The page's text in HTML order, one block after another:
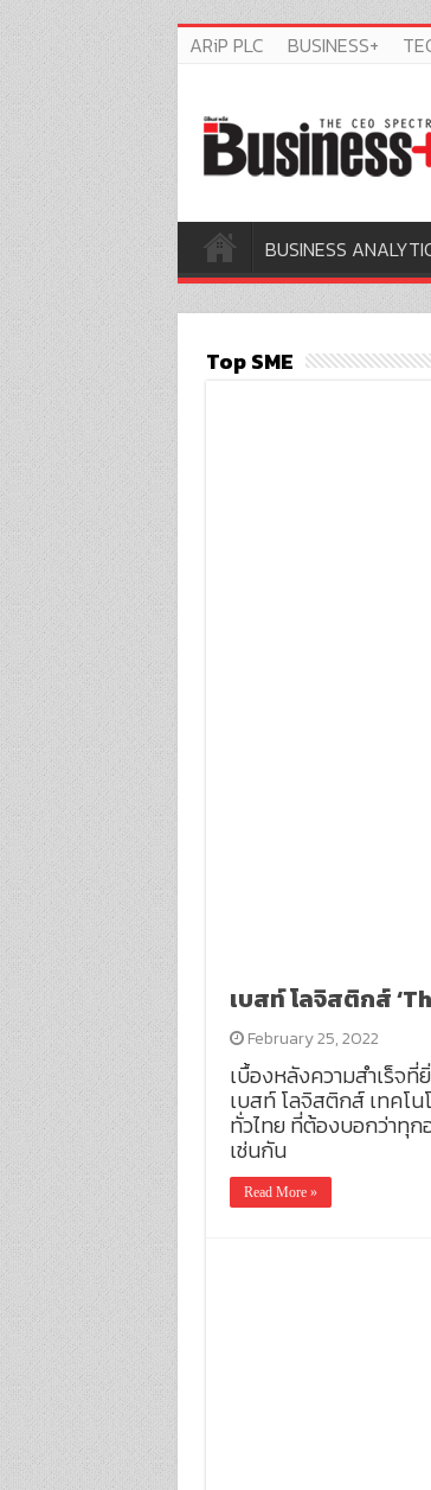
ARiP PLC BUSINESS+
BUSINESS
Top SME
เบสท์ โลจิสติกส์
February 25, 2022
เบื้องหลังความสำเร็จ
เบสท์ โลจิสติกส์ เทคโ
ทั่วไทย ที่ต้องบอกว่าทุก
เช่นกัน
Read More »